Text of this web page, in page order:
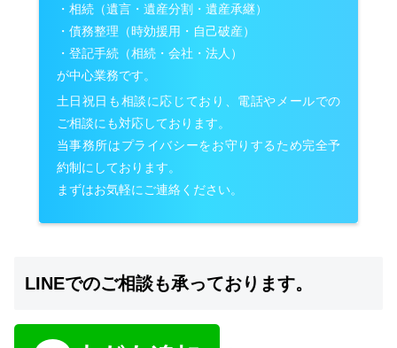
・相続（遺言・遺産分割・遺産承継）
・債務整理（時効援用・自己破産）
・登記手続（相続・会社・法人）
が中心業務です。
土日祝日も相談に応じており、電話やメールでの
ご相談にも対応しております。
当事務所はプライバシーをお守りするため完全予
約制にしております。
まずはお気軽にご連絡ください。
LINEでのご相談も承っております。